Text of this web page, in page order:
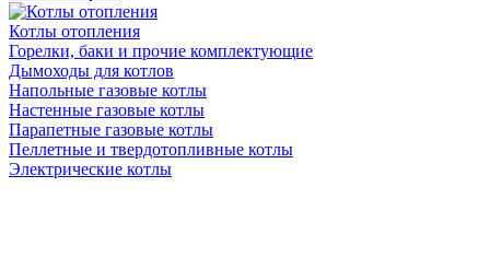
Котлы отопления
Горелки, баки и прочие комплектующие
Дымоходы для котлов
Напольные газовые котлы
Настенные газовые котлы
Парапетные газовые котлы
Пеллетные и твердотопливные котлы
Электрические котлы